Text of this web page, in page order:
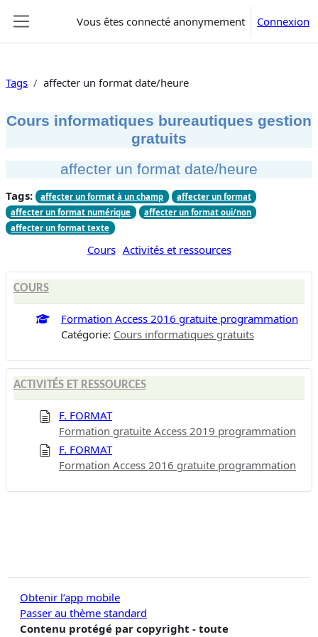
Vous êtes connecté anonymement Connexion
Tags affecter un format date/heure
Cours informatiques bureautiques gestion
gratuits
affecter un format date/heure
Tags: affecter un format à un champ
affecter un format
affecter un format numérique
affecter un format oui/non
affecter un format texte
Cours Activités et ressources
COURS
Formation Access 2016 gratuite programmation
Catégorie: Cours informatiques gratuits
ACTIVITÉS ET RESSOURCES
F. FORMAT
Formation gratuite Access 2019 programmation
F. FORMAT
Formation Access 2016 gratuite programmation
Obtenir l’app mobile
Passer au thème standard
Contenu protégé par copyright - toute